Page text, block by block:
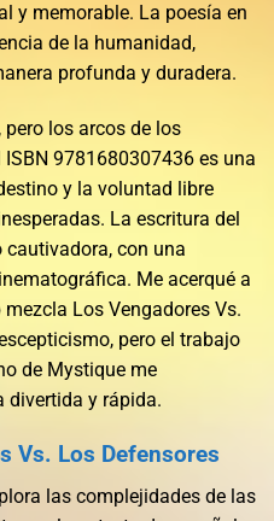
y memorable. La poesía en
de la humanidad,
profunda y duradera.
los arcos de los
9781680307436 es una
y la voluntad libre
La escritura del
con una
Me acerqué a
Los Vengadores Vs.
pero el trabajo
de Mystique me
divertida y rápida.
Vs. Los Defensores
las complejidades de las